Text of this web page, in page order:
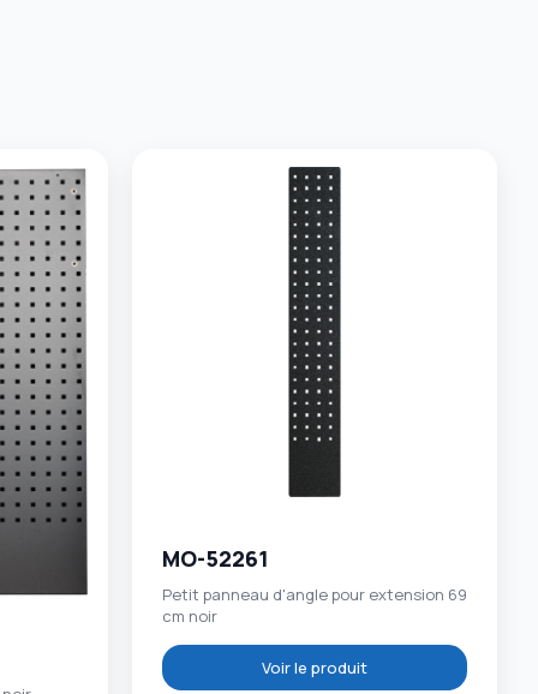
MO-52261
Petit panneau d'angle pour extension 69
cm noir
Voir le produit